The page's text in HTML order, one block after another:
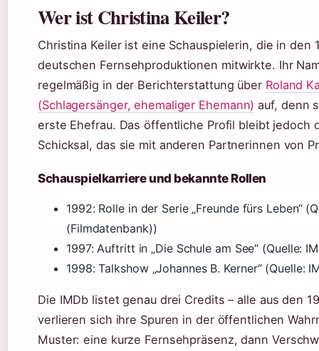
Wer ist Christina Keiler?
Christina Keiler ist eine Schauspielerin, die in den
deutschen Fernsehproduktionen mitwirkte. Ihr
regelmäßig in der Berichterstattung über Roland
(Schlagersänger, ehemaliger Ehemann) auf, denn
erste Ehefrau. Das öffentliche Profil bleibt jedoch
Schicksal, das sie mit anderen Partnerinnen von
Schauspielkarriere und bekannte Rollen
1992: Rolle in der Serie „Freunde fürs Leben“
(Filmdatenbank))
1997: Auftritt in „Die Schule am See“ (Quelle:
1998: Talkshow „Johannes B. Kerner“ (Quelle:
Die IMDb listet genau drei Credits – alle aus den
verlieren sich ihre Spuren in der öffentlichen
Muster: eine kurze Fernsehpräsenz, dann